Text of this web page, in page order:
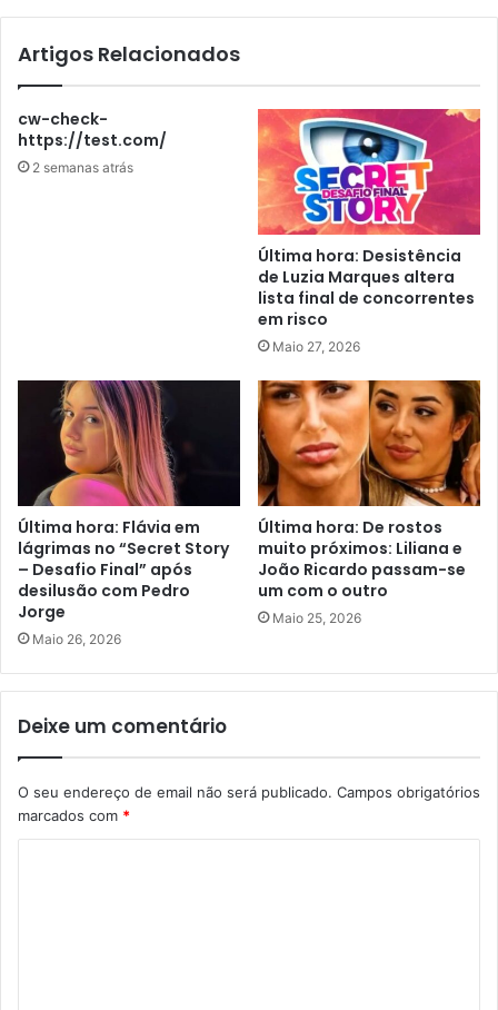
Artigos Relacionados
cw-check-
https://test.com/
2 semanas atrás
Última hora: Desistência
de Luzia Marques altera
lista final de concorrentes
em risco
Maio 27, 2026
Última hora: Flávia em
lágrimas no “Secret Story
– Desafio Final” após
desilusão com Pedro
Jorge
Maio 26, 2026
Última hora: De rostos
muito próximos: Liliana e
João Ricardo passam-se
um com o outro
Maio 25, 2026
Deixe um comentário
O seu endereço de email não será publicado. Campos obrigatórios
marcados com *